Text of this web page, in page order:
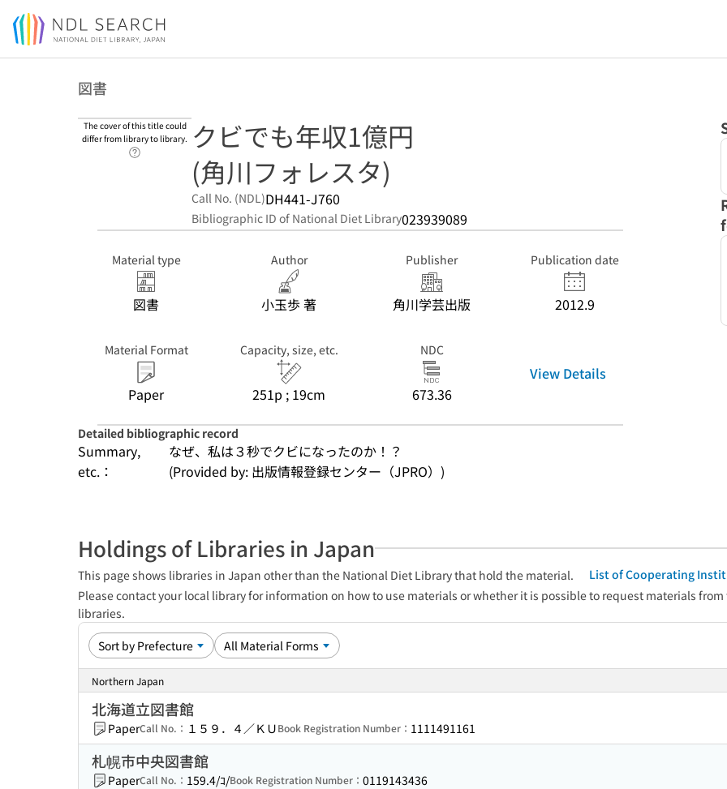
Jump to main content
図書
The cover of this title could
differ from library to library.
Link to Help Pageクビでも年収1億円
(角川フォレスタ)
Call No. (NDL)DH441-J760
Bibliographic ID of National Diet Library023939089
Material type
図書
Author
小玉歩 著
Publisher
角川学芸出版
Publication date
2012.9
Material Format
Paper
Capacity, size, etc.
251p ; 19cm
NDC
673.36
View Details
Detailed bibliographic record
Summary,
etc.：
なぜ、私は３秒でクビになったのか！？
(Provided by: 出版情報登録センター（JPRO）)
Holdings of Libraries in Japan
This page shows libraries in Japan other than the National Diet Library that hold the material.
List of Cooperating
Please contact your local library for information on how to use materials or whether it is possible to request materials
libraries.
Northern Japan
北海道立図書館
PaperCall No.： １５９．４／ＫＵBook Registration Number： 1111491161
札幌市中央図書館
PaperCall No.： 159.4/ｺ/Book Registration Number： 0119143436